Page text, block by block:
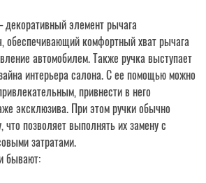
элемент рычага
обеспечивающий комфортный хват рычага
автомобилем. Также ручка выступает
интерьера салона. С ее помощью можно
привнести в него
эксклюзива. При этом ручки обычно
позволяет выполнять их замену с
затратами.
бывают: